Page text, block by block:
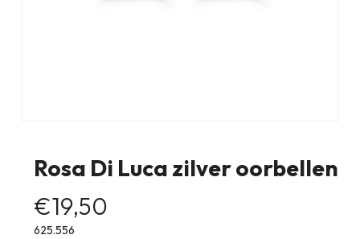
Rosa Di Luca zilver oorbellen
€19,50
625.556